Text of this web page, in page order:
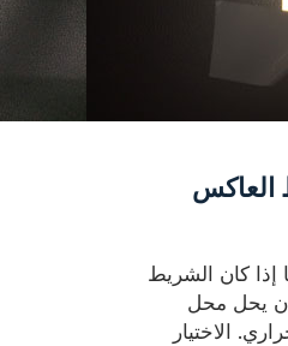
العاكس
إذا كان الشريط
يحل محل
الاختيار